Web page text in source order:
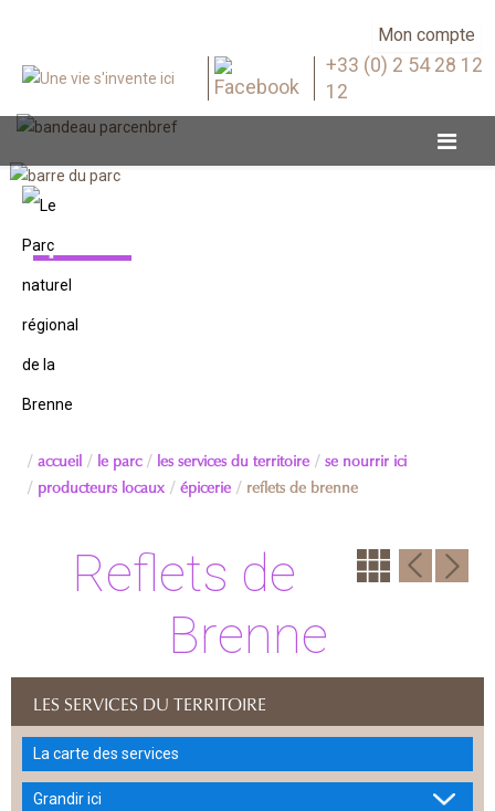
Mon compte
+33 (0) 2 54 28 12
12
accueil le parc les services du territoire se nourrir ici
producteurs locaux épicerie reflets de brenne
Reflets de
Brenne
LES SERVICES DU TERRITOIRE
La carte des services
Grandir ici